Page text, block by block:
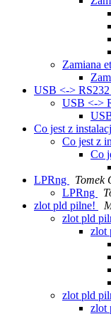
Zamiana
USB <-> RS232
USB <->
Co jest z
Co jest z
Co
LPRng
Tomek
LPRng
zlot pld pilne!
zlot pld
zlot
zlot pld
zlot